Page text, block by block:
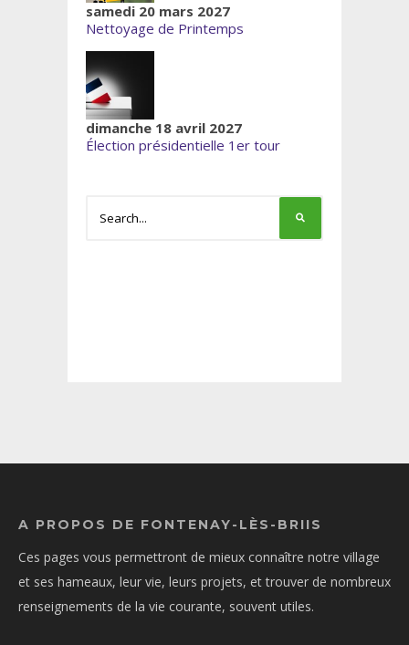
samedi 20 mars 2027
Nettoyage de Printemps
dimanche 18 avril 2027
Élection présidentielle 1er tour
A PROPOS DE FONTENAY-LÈS-BRIIS
Ces pages vous permettront de mieux connaître notre village
et ses hameaux, leur vie, leurs projets, et trouver de nombreux
renseignements de la vie courante, souvent utiles.